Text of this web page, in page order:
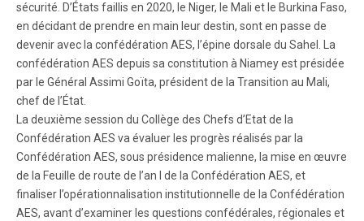
sécurité. D’États faillis en 2020, le Niger, le Mali et le Burkina Faso,
en décidant de prendre en main leur destin, sont en passe de
devenir avec la confédération AES, l’épine dorsale du Sahel. La
confédération AES depuis sa constitution à Niamey est présidée
par le Général Assimi Goïta, président de la Transition au Mali,
chef de l’État.
La deuxième session du Collège des Chefs d’Etat de la
Confédération AES va évaluer les progrès réalisés par la
Confédération AES, sous présidence malienne, la mise en œuvre
de la Feuille de route de l’an I de la Confédération AES, et
finaliser l’opérationnalisation institutionnelle de la Confédération
AES, avant d’examiner les questions confédérales, régionales et